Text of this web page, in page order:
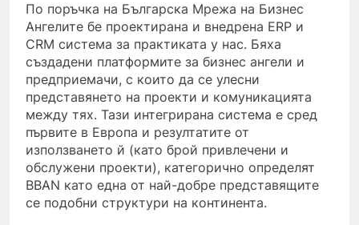
По поръчка на Българска Мрежа на Бизнес
Ангелите бе проектирана и внедрена ERP и
CRM система за практиката у нас. Бяха
създадени платформите за бизнес ангели и
предприемачи, с които да се улесни
представянето на проекти и комуникацията
между тях. Тази интегрирана система е сред
първите в Европа и резултатите от
използването й (като брой привлечени и
обслужени проекти), категорично определят
BBAN като една от най-добре представящите
се подобни структури на континента.